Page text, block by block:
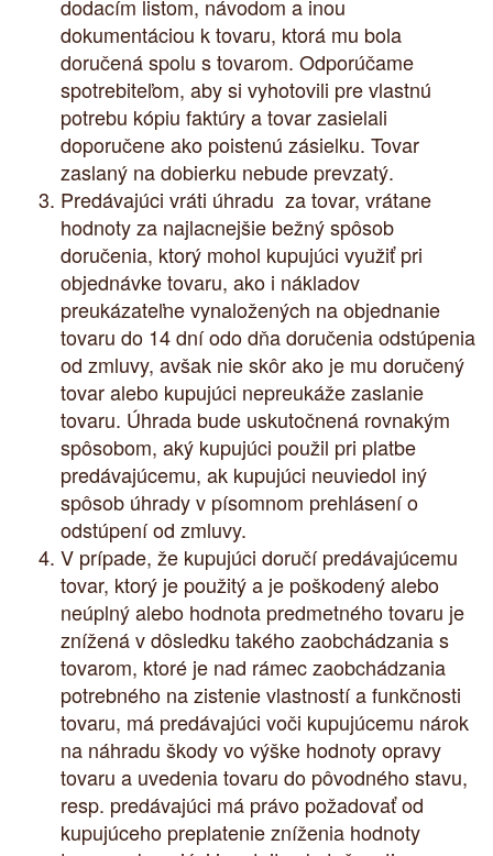
dodacím listom, návodom a inou
dokumentáciou k tovaru, ktorá mu bola
doručená spolu s tovarom. Odporúčame
spotrebiteľom, aby si vyhotovili pre vlastnú
potrebu kópiu faktúry a tovar zasielali
doporučene ako poistenú zásielku. Tovar
zaslaný na dobierku nebude prevzatý.
Predávajúci vráti úhradu za tovar, vrátane
hodnoty za najlacnejšie bežný spôsob
doručenia, ktorý mohol kupujúci využiť pri
objednávke tovaru, ako i nákladov
preukázateľne vynaložených na objednanie
tovaru do 14 dní odo dňa doručenia odstúpenia
od zmluvy, avšak nie skôr ako je mu doručený
tovar alebo kupujúci nepreukáže zaslanie
tovaru. Úhrada bude uskutočnená rovnakým
spôsobom, aký kupujúci použil pri platbe
predávajúcemu, ak kupujúci neuviedol iný
spôsob úhrady v písomnom prehlásení o
odstúpení od zmluvy.
V prípade, že kupujúci doručí predávajúcemu
tovar, ktorý je použitý a je poškodený alebo
neúplný alebo hodnota predmetného tovaru je
znížená v dôsledku takého zaobchádzania s
tovarom, ktoré je nad rámec zaobchádzania
potrebného na zistenie vlastností a funkčnosti
tovaru, má predávajúci voči kupujúcemu nárok
na náhradu škody vo výške hodnoty opravy
tovaru a uvedenia tovaru do pôvodného stavu,
resp. predávajúci má právo požadovať od
kupujúceho preplatenie zníženia hodnoty